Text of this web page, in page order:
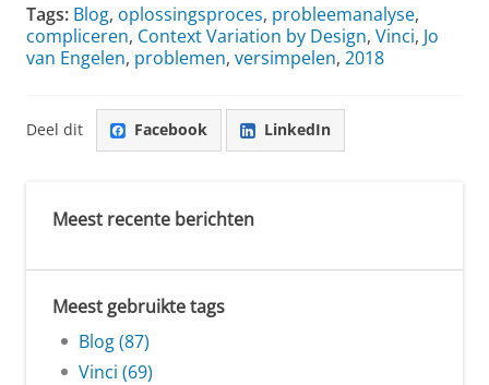
Tags: Blog, oplossingsproces, probleemanalyse,
compliceren, Context Variation by Design, Vinci, Jo
van Engelen, problemen, versimpelen, 2018
Deel dit Facebook LinkedIn
Meest recente berichten
Meest gebruikte tags
Blog (87)
Vinci (69)